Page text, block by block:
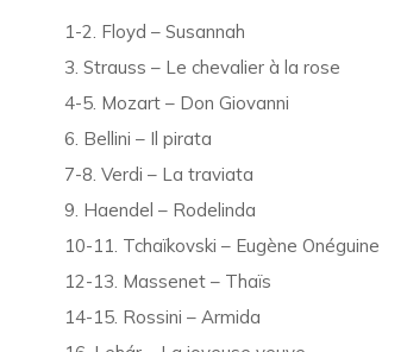
1-2. Floyd – Susannah
3. Strauss – Le chevalier à la rose
4-5. Mozart – Don Giovanni
6. Bellini – Il pirata
7-8. Verdi – La traviata
9. Haendel – Rodelinda
10-11. Tchaïkovski – Eugène Onéguine
12-13. Massenet – Thaïs
14-15. Rossini – Armida